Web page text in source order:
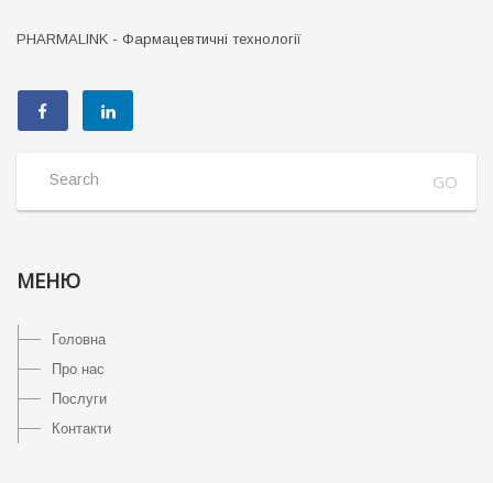
PHARMALINK - Фармацевтичні технології
МЕНЮ
Головна
Про нас
Послуги
Контакти